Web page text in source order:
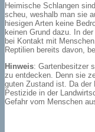
Heimische Schlangen
scheu, weshalb man sie
hiesigen Arten keine
keinen Grund dazu. In
bei Kontakt mit
Reptilien bereits davon,
Hinweis: Gartenbesitzer
zu entdecken. Denn sie
guten Zustand ist. Da der
Pestizide in der
Gefahr vom Menschen